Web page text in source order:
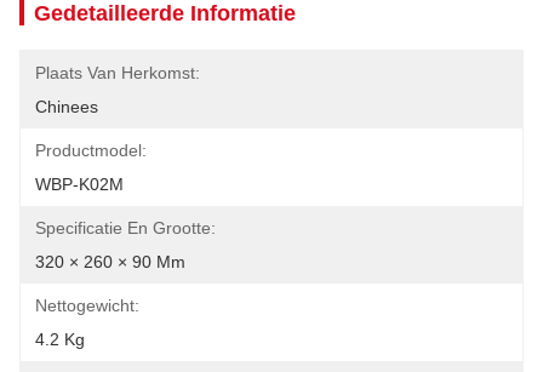
Gedetailleerde Informatie
Plaats Van Herkomst:
Chinees
Productmodel:
WBP-K02M
Specificatie En Grootte:
320 × 260 × 90 Mm
Nettogewicht:
4.2 Kg